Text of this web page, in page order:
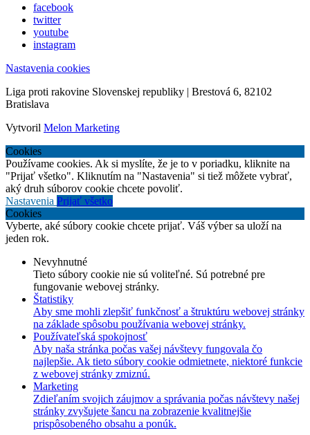
facebook
twitter
youtube
instagram
Nastavenia cookies
Liga proti rakovine Slovenskej republiky | Brestová 6, 82102
Bratislava
Vytvoril Melon Marketing
Cookies
Používame cookies. Ak si myslíte, že je to v poriadku, kliknite na
"Prijať všetko". Kliknutím na "Nastavenia" si tiež môžete vybrať,
aký druh súborov cookie chcete povoliť.
Nastavenia Prijať všetko
Cookies
Vyberte, aké súbory cookie chcete prijať. Váš výber sa uloží na
jeden rok.
Nevyhnutné
Tieto súbory cookie nie sú voliteľné. Sú potrebné pre
fungovanie webovej stránky.
Štatistiky
Aby sme mohli zlepšiť funkčnosť a štruktúru webovej stránky
na základe spôsobu používania webovej stránky.
Používateľská spokojnosť
Aby naša stránka počas vašej návštevy fungovala čo
najlepšie. Ak tieto súbory cookie odmietnete, niektoré funkcie
z webovej stránky zmiznú.
Marketing
Zdieľaním svojich záujmov a správania počas návštevy našej
stránky zvyšujete šancu na zobrazenie kvalitnejšie
prispôsobeného obsahu a ponúk.